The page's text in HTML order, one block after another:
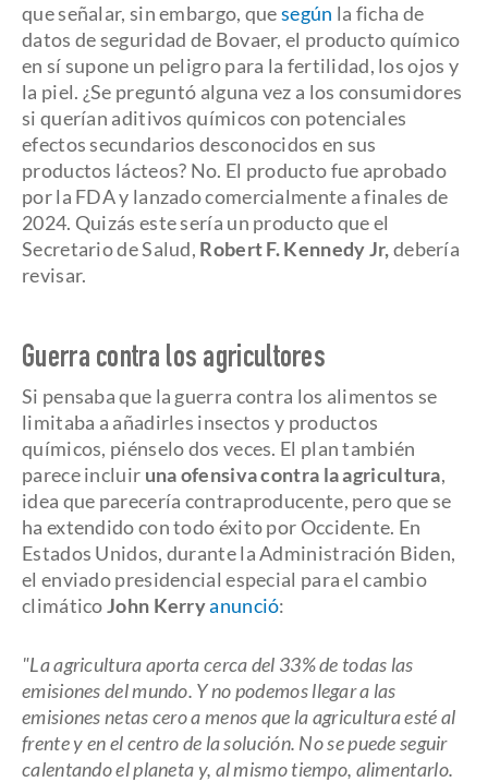
que señalar, sin embargo, quesegún la ficha de
datos de seguridad de Bovaer, el producto químico
en sí supone un peligro para la fertilidad, los ojos y
la piel. ¿Se preguntó alguna vez a los consumidores
si querían aditivos químicos con potenciales
efectos secundarios desconocidos en sus
productos lácteos? No. El producto fue aprobado
por la FDA y lanzado comercialmente a finales de
2024. Quizás este sería un producto que el
Secretario de Salud, Robert F. KennedyJr,debería
revisar.
Guerra contra los agricultores
Si pensaba que la guerra contra los alimentos se
limitaba a añadirles insectos y productos
químicos, piénselo dos veces. El plan también
parece incluir una ofensiva contra la agricultura,
idea que parecería contraproducente, pero que se
ha extendido con todo éxito por Occidente. En
Estados Unidos, durante la Administración Biden,
el enviado presidencial especial para el cambio
climáticoJohn Kerryanunció:
"La agricultura aporta cerca del 33% de todas las
emisiones del mundo. Y no podemos llegar a las
emisiones netas cero a menos que la agricultura esté al
frente y en el centro de la solución. No se puede seguir
calentando el planeta y, al mismo tiempo, alimentarlo.